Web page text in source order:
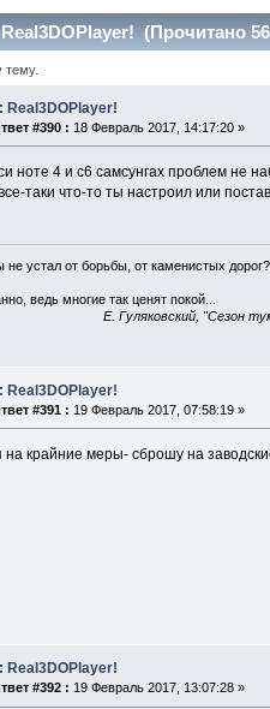
(Прочитано
тему.
Real3DOPlayer!
#390 : 18 Февраль 2017, 14:17:20 »
ноте 4 и с6 самсунгах проблем не
таки что-то ты настроил или
не устал от борьбы, от каменистых дорог?
ведь многие так ценят покой...
E. Гуляковский, "Сезон
Real3DOPlayer!
#391 : 19 Февраль 2017, 07:58:19 »
крайние меры- сброшу на
Real3DOPlayer!
#392 : 19 Февраль 2017, 13:07:28 »